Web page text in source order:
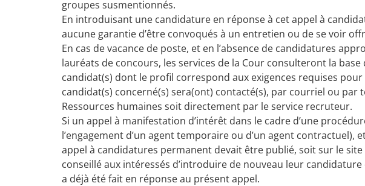
groupes susmentionnés.
En introduisant une candidature en réponse à cet appel à
aucune garantie d’être convoqués à un entretien ou de se voir
En cas de vacance de poste, et en l’absence de candidatures
lauréats de concours, les services de la Cour consulteront la
candidat(s) dont le profil correspond aux exigences requises pour
candidat(s) concerné(s) sera(ont) contacté(s), par courriel ou par
Ressources humaines soit directement par le service recruteur.
Si un appel à manifestation d’intérêt dans le cadre d’une
l’engagement d’un agent temporaire ou d’un agent
appel à candidatures permanent devait être publié, soit sur le site
conseillé aux intéressés d’introduire de nouveau leur
a déjà été fait en réponse au présent appel.